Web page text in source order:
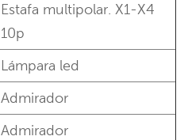
Estafa multipolar. X1-X4
10p
Lámpara led
Admirador
Admirador